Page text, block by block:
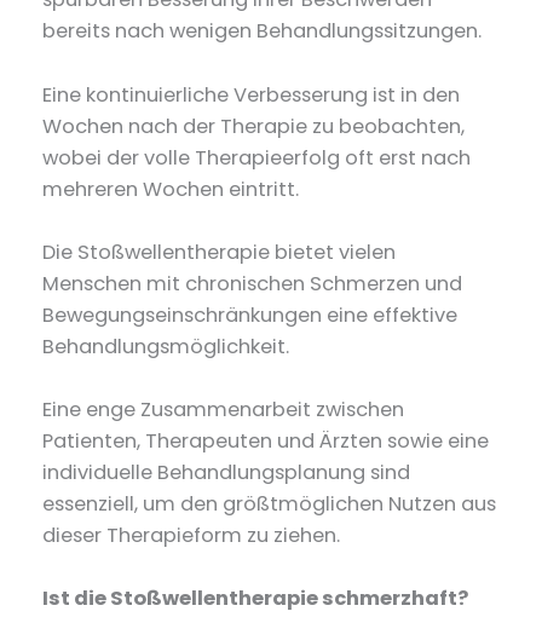
bereits nach wenigen Behandlungssitzungen.
Eine kontinuierliche Verbesserung ist in den
Wochen nach der Therapie zu beobachten,
wobei der volle Therapieerfolg oft erst nach
mehreren Wochen eintritt.
Die Stoßwellentherapie bietet vielen
Menschen mit chronischen Schmerzen und
Bewegungseinschränkungen eine effektive
Behandlungsmöglichkeit.
Eine enge Zusammenarbeit zwischen
Patienten, Therapeuten und Ärzten sowie eine
individuelle Behandlungsplanung sind
essenziell, um den größtmöglichen Nutzen aus
dieser Therapieform zu ziehen.
Ist die Stoßwellentherapie schmerzhaft?